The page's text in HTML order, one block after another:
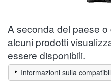
A seconda del paese
alcuni prodotti
essere disponibili.
Informazioni sulla